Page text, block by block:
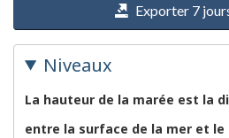
Exporter 7
Niveaux
La hauteur de la marée est la
entre la surface de la mer et le